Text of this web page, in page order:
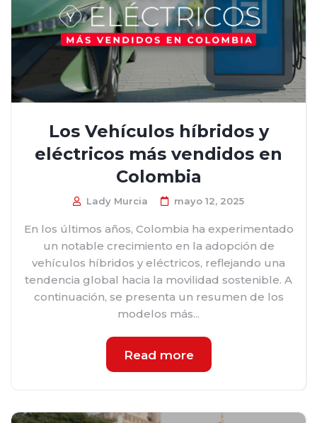
Los Vehículos híbridos y
eléctricos más vendidos en
Colombia
Lady Murcia mayo 12, 2025
En los últimos años, Colombia ha experimentado
un notable crecimiento en la adopción de
vehículos híbridos y eléctricos, reflejando una
tendencia global hacia la movilidad sostenible. A
continuación, se presenta un resumen de los
modelos más...
Read more